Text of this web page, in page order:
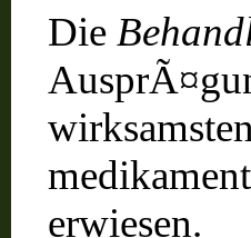
Die
erwiesen.